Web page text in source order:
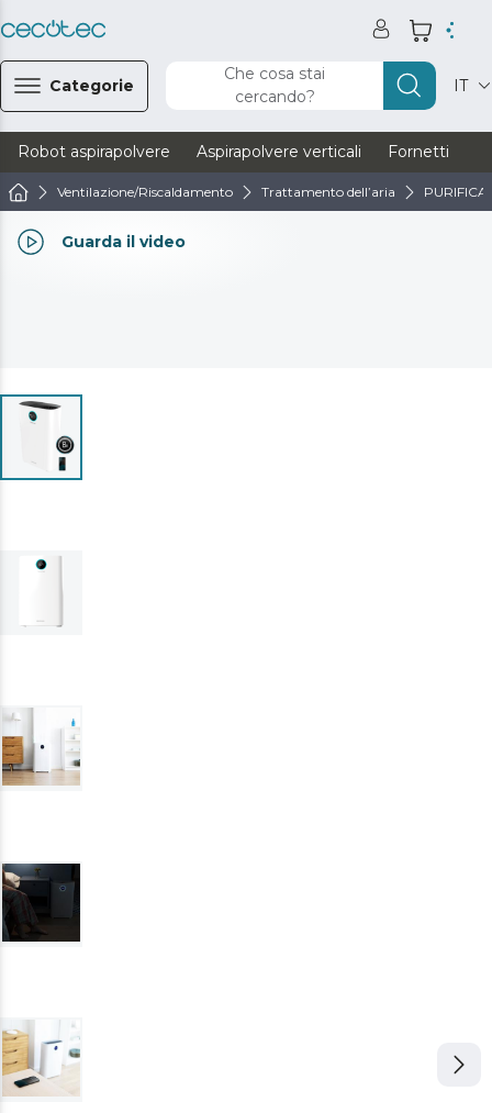
Categorie
Che cosa stai
cercando?
IT
Robot aspirapolvere Aspirapolvere verticali Fornetti
Ventilazione/Riscaldamento Trattamento dell’aria
Guarda il video